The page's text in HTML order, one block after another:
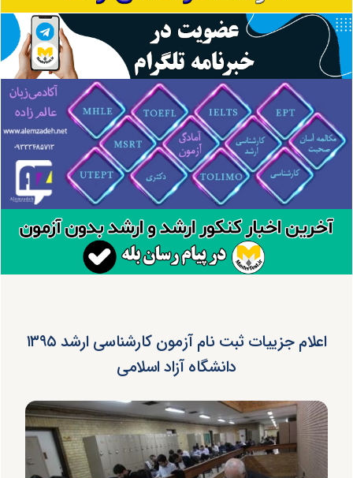
اعلام جزییات ثبت نام آزمون کارشناسی ارشد ۱۳۹۵
دانشگاه آزاد اسلامی